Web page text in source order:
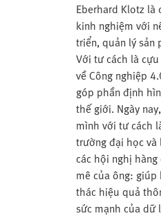
Eberhard Klotz là
kinh nghiệm với
triển, quản lý sản
Với tư cách là
về Công nghiệp
góp phần định
thế giới. Ngày
mình với tư cách
trường đại học và
các hội nghị
mê của ông: giúp
thác hiệu quả
sức mạnh của dữ